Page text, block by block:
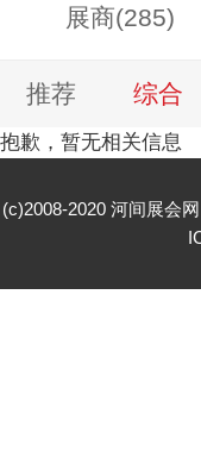
展商(285)
推荐 综合
抱歉，暂无相关信息
(c)2008-2020 河间展会